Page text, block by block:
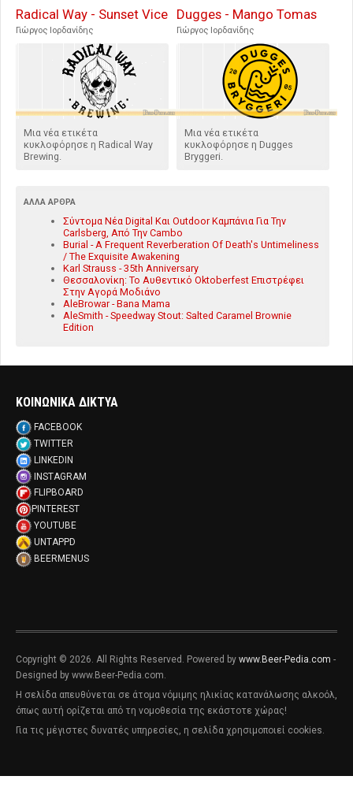
Radical Way - Sunset Vice
Γιώργος Ιορδανίδης
Μια νέα ετικέτα
κυκλοφόρησε η Radical Way
Brewing.
Dugges - Mango Tomas
Γιώργος Ιορδανίδης
Μια νέα ετικέτα
κυκλοφόρησε η Dugges
Bryggeri.
ΆΛΛΑ ΆΡΘΡΑ
Σύντομα Νέα Digital Και Outdoor Καμπάνια Για Την
Carlsberg, Από Την Cambo
Burial - A Frequent Reverberation Of Death's Untimeliness
/ The Exquisite Awakening
Karl Strauss - 35th Anniversary
Θεσσαλονίκη: Το Αυθεντικό Oktoberfest Επιστρέφει
Στην Αγορά Μοδιάνο
AleBrowar - Bana Mama
AleSmith - Speedway Stout: Salted Caramel Brownie
Edition
ΚΟΙΝΩΝΙΚΑ ΔΙΚΤΥΑ
FACEBOOK
TWITTER
LINKEDIN
INSTAGRAM
FLIPBOARD
PINTEREST
YOUTUBE
UNTAPPD
BEERMENUS
Copyright © 2026. All Rights Reserved. Powered by www.Beer-Pedia.com -
Designed by www.Beer-Pedia.com.
Η σελίδα απευθύνεται σε άτομα νόμιμης ηλικίας κατανάλωσης αλκοόλ,
όπως αυτή ορίζεται από τη νομοθεσία της εκάστοτε χώρας!
Για τις μέγιστες δυνατές υπηρεσίες, η σελίδα χρησιμοποιεί cookies.